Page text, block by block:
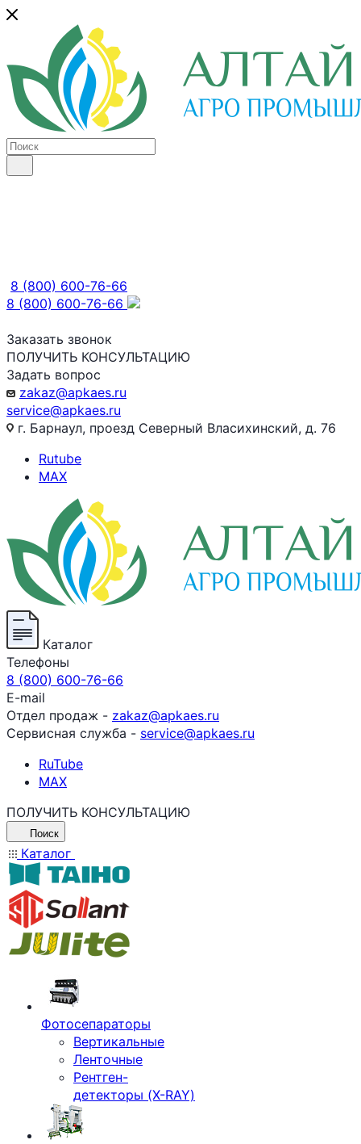
8 (800) 600-76-66
8 (800) 600-76-66
Заказать звонок
ПОЛУЧИТЬ КОНСУЛЬТАЦИЮ
Задать вопрос
zakaz@apkaes.ru
service@apkaes.ru
г. Барнаул, проезд Северный Власихинский, д. 76
Rutube
MAX
Каталог
Телефоны
8 (800) 600-76-66
E-mail
Отдел продаж - zakaz@apkaes.ru
Сервисная служба - service@apkaes.ru
RuTube
MAX
ПОЛУЧИТЬ КОНСУЛЬТАЦИЮ
Поиск
Каталог
Фотосепараторы
Вертикальные
Ленточные
Рентген-
детекторы (X-RAY)